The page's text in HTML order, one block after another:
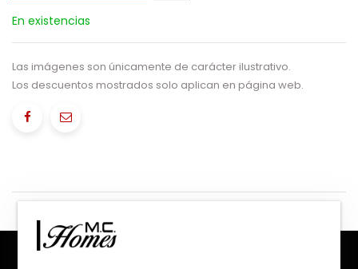
En existencias
Las imágenes son únicamente de carácter ilustrativo.
Los descuentos mostrados solo aplican en página web.